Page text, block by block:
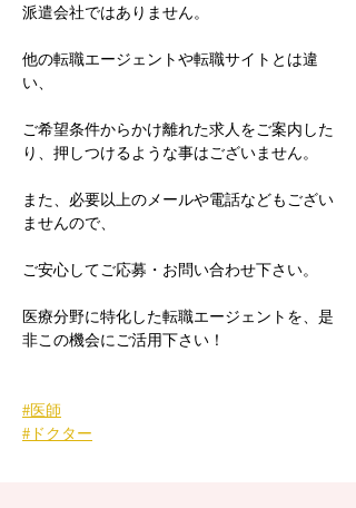
派遣会社ではありません。
他の転職エージェントや転職サイトとは違
い、
ご希望条件からかけ離れた求人をご案内した
り、押しつけるような事はございません。
また、必要以上のメールや電話などもござい
ませんので、
ご安心してご応募・お問い合わせ下さい。
医療分野に特化した転職エージェントを、是
非この機会にご活用下さい！
#医師
#ドクター